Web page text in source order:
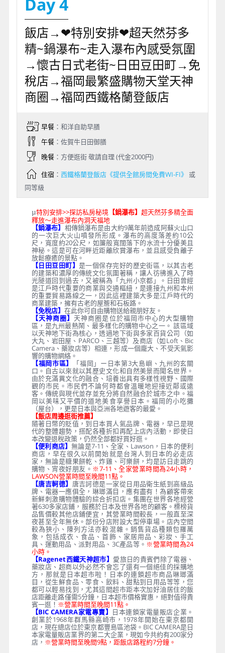
飯店→❤特別安排❤超天然芬多
精~鍋瀑布~走入瀑布內感受氛圍
→懷古日式老街~日田豆田町→免
稅店→福岡最繁盛購物天堂天神
商圈→福岡西鐵格蘭登飯店
早餐：和洋自助早膳
午餐：佐賀牛日田御膳
晚餐：方便逛街 敬請自理 (代金2000円)
住宿： 西鐵格蘭登飯店《提供全館房間免費WI-FI》
或
同等級
µ特別安排>>探訪私房秘境 【鍋瀑布】超天然芬多精全面
釋放～走進瀑布內洞天福地
【鍋瀑布】 相傳鍋瀑布是由大約9萬年前造成阿蘇火山口
的一次巨大火山噴發所形成。瀑布的高度落差約10公
尺，寬度約20公尺，如簾般寬闊落下的水流十分優美且
神秘。這是可在河畔近距離欣賞瀑布，並且感受負離子
放鬆療癒的景點。
【日田豆田町】是一個保存完好的歷史街區，以其古老
的建築和濃厚的傳統文化氛圍著稱，讓人彷彿進入了時
光隧道回到過去，又被稱為「九州小京都」。日田曾經
是江戶時代重要的商業與交通樞紐，是連接九州和本州
的重要貿易路線之一，因此這裡建築大多是江戶時代的
商業建築，擁有古老的屋簷和石板路。
【免稅店】 在此你可自由購物送給親朋好友。
【天神商圈】天神商圈是位於福岡市中心的大型購物
區，是九州最熱鬧、最多樣化的購物中心之一。 該區域
以天神地下街為核心，透過地下街與多家百貨公司（如
大丸、岩田屋、PARCO、三越等）及商店（如Loft、Bic
Camera、藥妝店等）相連，形成一個龐大、不受天氣影
響的購物網絡。
【福岡市區】
「福岡」ー日本第3大島嶼、九州的玄關
口。自古以來就以其歷史文化和自然美景而聞名世界。
由於充滿異文化的融合、培養出具有多樣性視野、國際
觀的市民。市民們不論何時都會溫暖地迎接近鄰或遠
客。傳統與現代並存並充分將自然融合於城市之中。福
岡以美味又平價的道地美食享譽日本。福岡的小吃攤
（屋台），更是日本與亞洲各地遊客的最愛。
【飯店周邊逛街推薦】
隨著日幣的貶值，到日本買人氣品牌、電器，早已是現
代的整體趨勢，搭配各種折扣再配上店內活動，即使日
本改變退稅政策，仍然全部都好買好逛。
【便利商店】無論是7-11、全家、Lawson，日本的便利
商店，早在很久以前開始就是台灣人到日本的必走店
家，無論是糖果餅乾、炸雞、可樂餅，均是訪日走跳的
購物、宵夜好朋友。 ※7-11、全家營業時間為24小時，
LAWSON營業時間至晚間11點。
【唐吉軻德】 唐吉訶德是一家從日用品衛生紙到高級品
牌、電器一應俱全，琳瑯滿目，應有盡有！為顧客帶來
新鮮刺激購物體驗的綜合折扣店。集團在世界各地經營
著630多家店鋪，服務於日本及世界各地的顧客。標榜貨
品售價較其他店鋪便宜，其營業時間較長，一般直至深
夜甚至全年無休。部份分店附設大型停車場。店內空間
較為狹小、陳列方法亦較混雜。銷售貨品種類包羅萬
象，包括成衣、食品、首飾、家居用品、彩妝、手工
具、運動用品、派對用品、3C產品等。 ※營業時間為24
小時。
【Ragenet西鐵天神超市】 愛旅日的貴賓們除了電器、
藥妝店、超商以外必然不會忘了還有一個絕佳的採購地
方，那就是日本超市啦！日本的連鎖超市商品琳瑯滿
目，從生鮮食品、零食、飲料、甜點到日用品等等，您
都可以輕易找到，尤其這間超市距本次加好油居住的飯
店距離走路僅需5分鐘，日本超市價格實惠，絕對值得貴
賓一逛！ ※營業時間至晚間11點。
【BIC CAMERA家電專賣】 日本連鎖家電量販店企業。
創業於1968年群馬縣高崎市，1978年開始在東京都開
店，現在總店位於東京都豐島區池袋。BIC CAMERA是日
本家電量販店業界的第二大企業，現如今共約有200家分
店， ※營業時間至晚間9點，距飯店路程約7分鐘。